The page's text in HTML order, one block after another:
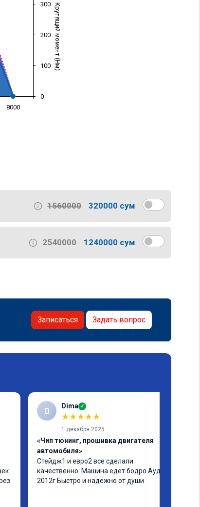
Крутящий момент (Нм)
8000
0
100
200
300
1560000 320000 сум
2540000 1240000 сум
Записаться Задать вопрос
D Dima ✓
★★★★★
1 декабря 2025
«Чип тюнинг, прошивка двигателя
автомобиля»
Стейдж1 и евро2 все сделали
качественно. Машина едет бодро Ауди а4
2012г Быстро и надежно от души